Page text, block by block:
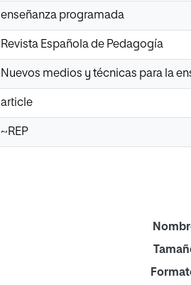
enseñanza programada
Revista Española de Pedagogía
Nuevos medios y técnicas para la
article
~REP